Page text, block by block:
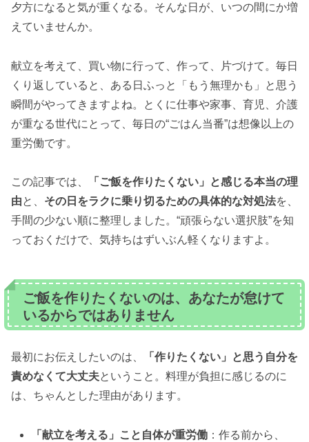
夕方になると気が重くなる。そんな日が、いつの間にか増
えていませんか。
献立を考えて、買い物に行って、作って、片づけて。毎日
くり返していると、ある日ふっと「もう無理かも」と思う
瞬間がやってきますよね。とくに仕事や家事、育児、介護
が重なる世代にとって、毎日の“ごはん当番”は想像以上の
重労働です。
この記事では、
「ご飯を作りたくない」と感じる本当の理
由と、 その日をラクに乗り切るための具体的な対処法を、
手間の少ない順に整理しました。“頑張らない選択肢”を知
っておくだけで、気持ちはずいぶん軽くなりますよ。
ご飯を作りたくないのは、あなたが怠けて
いるからではありません
最初にお伝えしたいのは、
「作りたくない」と思う自分を
責めなくて大丈夫ということ。料理が負担に感じるのに
は、ちゃんとした理由があります。
「献立を考える」こと自体が重労働 ：作る前から、